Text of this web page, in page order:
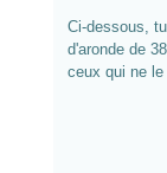
Ci-dessous,
d'aronde de
ceux qui ne le